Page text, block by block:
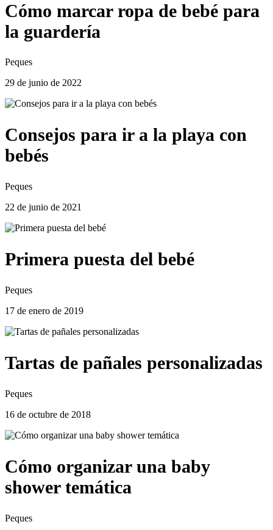
Cómo marcar ropa de bebé para
la guardería
Peques
29 de junio de 2022
Consejos para ir a la playa con
bebés
Peques
22 de junio de 2021
Primera puesta del bebé
Peques
17 de enero de 2019
Tartas de pañales personalizadas
Peques
16 de octubre de 2018
Cómo organizar una baby
shower temática
Peques